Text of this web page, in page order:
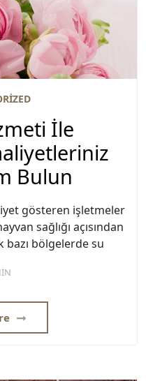
İle
Bulun
gösteren işletmeler
sağlığı açısından
bazı bölgelerde su